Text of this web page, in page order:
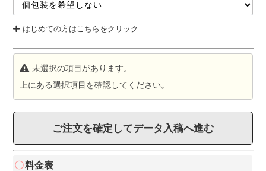
はじめての方はこちらをクリック
未選択の項目があります。
上にある選択項目を確認してください。
ご注文を確定してデータ入稿へ進む
料金表